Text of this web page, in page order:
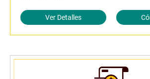
Ver Detalles